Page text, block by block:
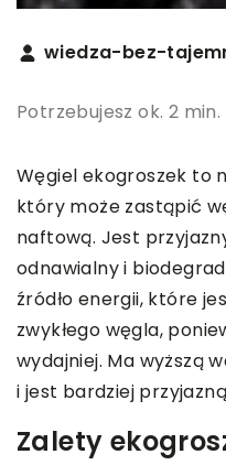
wiedza-bez-
Potrzebujesz ok. 2
Węgiel ekogroszek to
który może zastąpić
naftową. Jest
odnawialny i
źródło energii, które
zwykłego węgla,
wydajniej. Ma wyższą
i jest bardziej
Zalety